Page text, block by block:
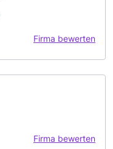
Firma bewerten
Firma bewerten